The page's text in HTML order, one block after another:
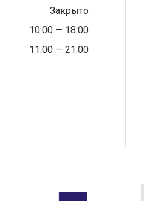
Закрыто
10:00 — 18:00
11:00 — 21:00